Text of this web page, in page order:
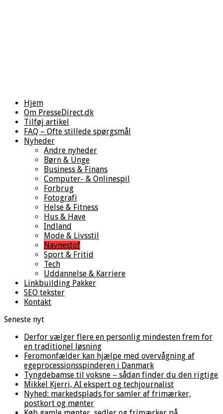
Hjem
Om PresseDirect.dk
Tilføj artikel
FAQ – Ofte stillede spørgsmål
Nyheder
Andre nyheder
Børn & Unge
Business & Finans
Computer- & Onlinespil
Forbrug
Fotografi
Helse & Fitness
Hus & Have
Indland
Mode & Livsstil
Navnestof
Sport & Fritid
Tech
Uddannelse & Karriere
Linkbuilding Pakker
SEO tekster
Kontakt
Seneste nyt
Derfor vælger flere en personlig mindesten frem for
en traditionel løsning
Feromonfælder kan hjælpe med overvågning af
egeprocessionsspinderen i Danmark
Tyngdebamse til voksne – sådan finder du den rigtige
Mikkel Kjerri, AI ekspert og techjournalist
Nyhed: markedsplads for samler af frimærker,
postkort og mønter